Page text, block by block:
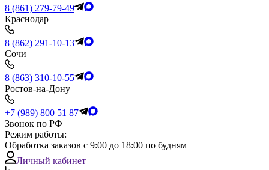
8 (861) 279-79-49
Краснодар
8 (862) 291-10-13
Сочи
8 (863) 310-10-55
Ростов-на-Дону
+7 (989) 800 51 87
Звонок по РФ
Режим работы:
Обработка заказов с 9:00 до 18:00 по будням
Личный кабинет